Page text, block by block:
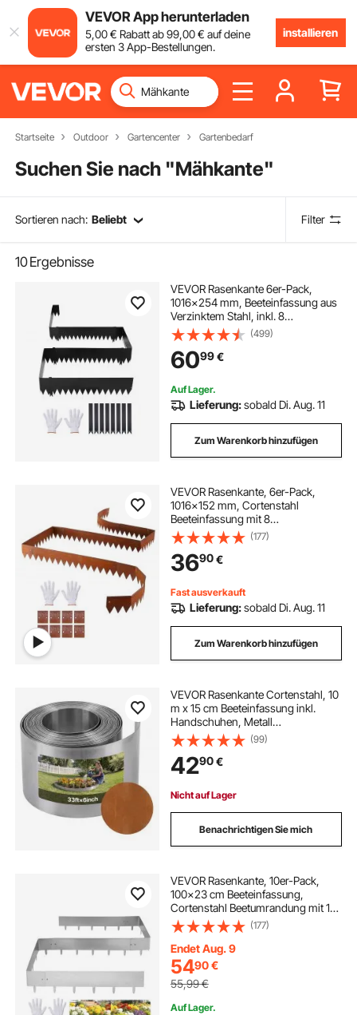
VEVOR App herunterladen
5,00€ Rabatt ab99,00€ auf deine
ersten 3 App-Bestellungen.
installieren
Startseite Outdoor Gartencenter Gartenbedarf
Suchen Sie nach "Mähkante"
Sortieren nach: Beliebt Filter
10Ergebnisse
VEVOR Rasenkante 6er-Pack,
1016x254 mm, Beeteinfassung aus
Verzinktem Stahl, inkl. 8
Befestigungsclips,
Beetbegrenzung, Rasenbleche,
Mähkante Metall Palisade für
Blumenbeete & Gartenwege,
Schwarz
(499)
6099€
Auf Lager.
Lieferung:sobald Di. Aug. 11
Zum Warenkorb hinzufügen
VEVOR Rasenkante, 6er-Pack,
1016x152 mm, Cortenstahl
Beeteinfassung mit 8
Verbindungsplatten, Biegsame
Beetbegrenzung, Rasenbleche,
Mähkante Metall Gartenpalisade für
Blumenbeete, Gartenwege
(177)
3690€
Fast ausverkauft
Lieferung:sobald Di. Aug. 11
Zum Warenkorb hinzufügen
VEVOR Rasenkante Cortenstahl, 10
m x 15 cm Beeteinfassung inkl.
Handschuhen, Metall
Gartenpalisade, Mähkante,
Beetumrandung zur
Gartengestaltung, Beetbegrenzung
für Blumenbeete & Gartenwege
(99)
4290€
Nicht auf Lager
Benachrichtigen Sie mich
VEVOR Rasenkante, 10er-Pack,
100x23 cm Beeteinfassung,
Cortenstahl Beetumrandung mit 11
Verbindungsplatten,
Beetbegrenzung Rasenbleche
Mähkante Metall Gartenpalisade für
Blumenbeete & Gartenwege
(177)
Endet Aug. 9
5490€
55,99€
Auf Lager.